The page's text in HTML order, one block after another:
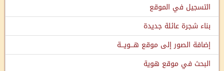
التسجيل في الموقع
بناء شجرة عائلة جديدة
إضافة الصور إلى موقع هـــويـــة
البحث في موقع هوية